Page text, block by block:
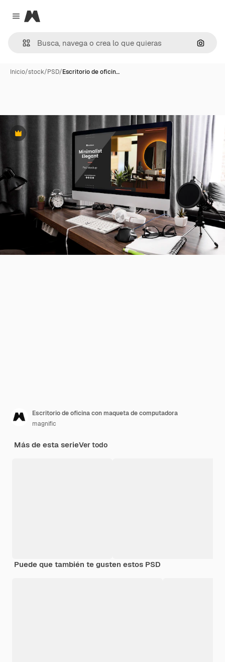
Close menu
Magnific
Inicio/stock/PSD/Escritorio de oficin…
Premium
Escritorio de oficina con maqueta de computadora
magnific
Más de esta serieVer todo
Puede que también te gusten estos PSD